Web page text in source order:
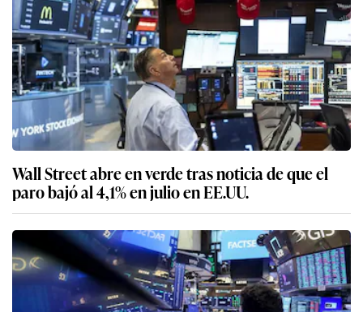
Wall Street abre en verde tras noticia de que el
paro bajó al 4,1% en julio en EE.UU.